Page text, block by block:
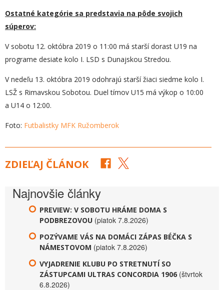
Ostatné kategórie sa predstavia na pôde svojich
súperov:
V sobotu 12. októbra 2019 o 11:00 má starší dorast U19 na
programe desiate kolo I. LSD s Dunajskou Stredou.
V nedeľu 13. októbra 2019 odohrajú starší žiaci siedme kolo I.
LSŽ s Rimavskou Sobotou. Duel tímov U15 má výkop o 10:00
a U14 o 12:00.
Foto: Futbalistky MFK Ružomberok
ZDIEĽAJ ČLÁNOK
Najnovšie články
PREVIEW: V SOBOTU HRÁME DOMA S
PODBREZOVOU (piatok 7.8.2026)
POZÝVAME VÁS NA DOMÁCI ZÁPAS BÉČKA S
NÁMESTOVOM (piatok 7.8.2026)
VYJADRENIE KLUBU PO STRETNUTÍ SO
ZÁSTUPCAMI ULTRAS CONCORDIA 1906 (štvrtok
6.8.2026)